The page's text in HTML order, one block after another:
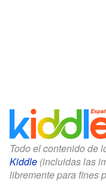
Todo el contenido de
Kiddle (incluidas las
libremente para fines